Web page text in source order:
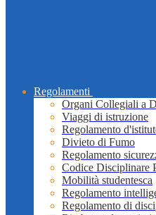
Regolamenti
Organi Collegiali a
Viaggi di istruzione
Regolamento
Divieto di Fumo
Regolamento
Codice Disciplinare
Mobilità studentesca
Regolamento
Regolamento di